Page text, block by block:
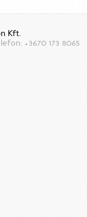
Kft.
+3670 173 8065